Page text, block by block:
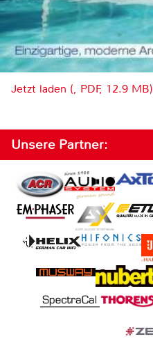
Jetzt laden (, PDF, 12.9 MB)
Unsere Partner: